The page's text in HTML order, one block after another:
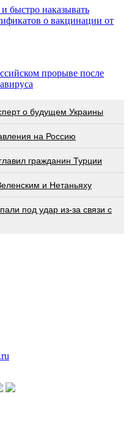
быстро наказывать
о вакцинации от
прорыве после
о будущем Украины
на Россию
гражданин Турции
и Нетаньяху
под удар из-за связи с